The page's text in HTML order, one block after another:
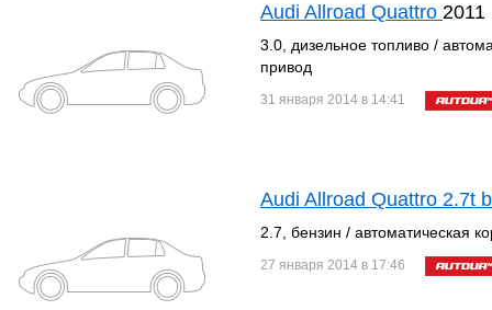
Audi Allroad Quattro 2011
3.0, дизельное топливо /
привод
31 января 2014 в 14:41
Audi Allroad Quattro 2.7t
2.7, бензин / автоматическая
27 января 2014 в 17:46